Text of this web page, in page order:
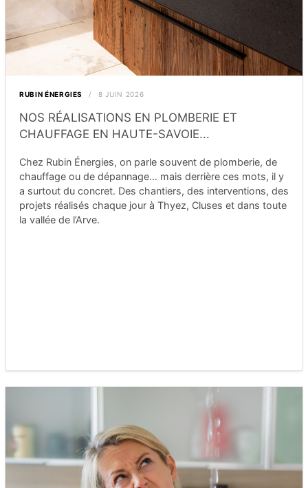
RUBIN ÉNERGIES 8 JUIN 2026
NOS RÉALISATIONS EN PLOMBERIE ET
CHAUFFAGE EN HAUTE-SAVOIE...
Chez Rubin Énergies, on parle souvent de plomberie, de
chauffage ou de dépannage… mais derrière ces mots, il y
a surtout du concret. Des chantiers, des interventions, des
projets réalisés chaque jour à Thyez, Cluses et dans toute
la vallée de l’Arve.